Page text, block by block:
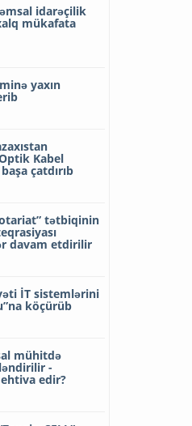
idarəçilik
mükafata
yaxın
Kabel
çatdırıb
tətbiqinin
davam etdirilir
İT sistemlərini
köçürüb
mühitdə
-
edir?